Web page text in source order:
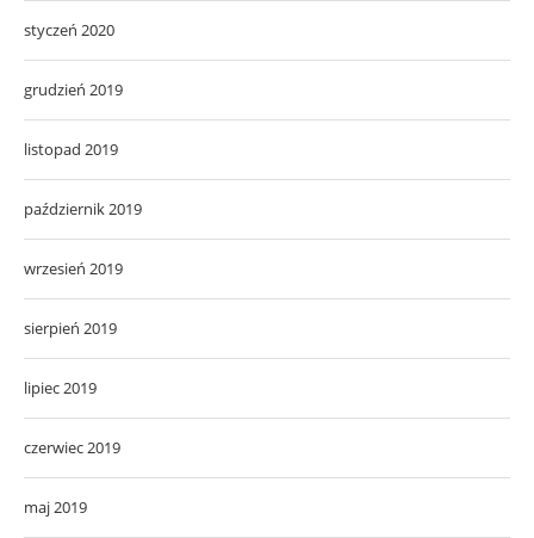
styczeń 2020
grudzień 2019
listopad 2019
październik 2019
wrzesień 2019
sierpień 2019
lipiec 2019
czerwiec 2019
maj 2019